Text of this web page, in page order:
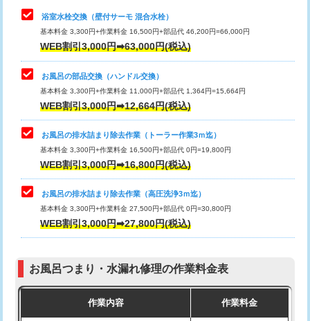
理・調整・分解・加工など（中作業）
止水・漏水調査・防水処理・清掃・修
理・調整・分解・加工など（重作業）
33,000円
トイレタンク脱着
トイレ便器脱着
タンクレストイレ脱着 33,000円
小便器トイレ脱着
その他部品の脱着 8,800円～
交換・取付（タンク）
交換・取付（普通便座） 11,000円+材料費
交換・取付（温水洗浄便座） 16,500円+材料費
浴室水栓交換（壁付サーモ 混合水栓）
基本料金 3,300円+作業料金 16,500円+部品代 46,200円=66,000円
WEB割引3,000円➡63,000円(税込)
お風呂の部品交換（ハンドル交換）
基本料金 3,300円+作業料金 11,000円+部品代 1,364円=15,664円
WEB割引3,000円➡12,664円(税込)
お風呂の排水詰まり除去作業（トーラー作業3ｍ迄）
基本料金 3,300円+作業料金 16,500円+部品代 0円=19,800円
WEB割引3,000円➡16,800円(税込)
お風呂の排水詰まり除去作業（高圧洗浄3ｍ迄）
基本料金 3,300円+作業料金 27,500円+部品代 0円=30,800円
WEB割引3,000円➡27,800円(税込)
お風呂つまり・水漏れ修理の作業料金表
作業内容 作業料金